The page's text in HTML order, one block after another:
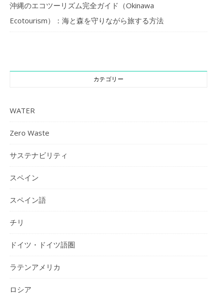
沖縄のエコツーリズム完全ガイド（Okinawa
Ecotourism）：海と森を守りながら旅する方法
カテゴリー
WATER
Zero Waste
サステナビリティ
スペイン
スペイン語
チリ
ドイツ・ドイツ語圏
ラテンアメリカ
ロシア